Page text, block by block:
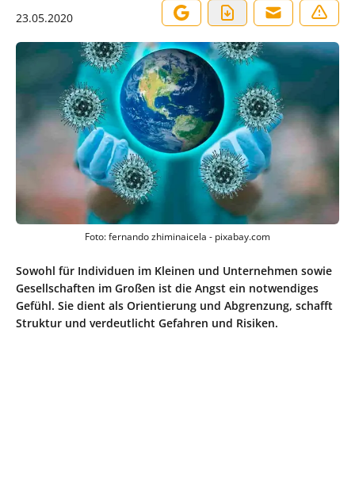
23.05.2020
Foto: fernando zhiminaicela - pixabay.com
Sowohl für Individuen im Kleinen und Unternehmen sowie
Gesellschaften im Großen ist die Angst ein notwendiges
Gefühl. Sie dient als Orientierung und Abgrenzung, schafft
Struktur und verdeutlicht Gefahren und Risiken.